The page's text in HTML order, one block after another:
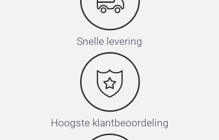
Snelle levering
Hoogste klantbeoordeling